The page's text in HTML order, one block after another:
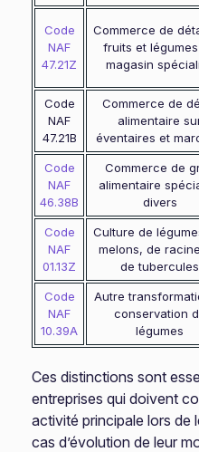
Code
NAF
47.21Z
Commerce de
fruits et
magasin
Code
NAF
47.21B
Commerce de
alimentaire
éventaires et
Code
NAF
46.38B
Commerce de
alimentaire
divers
Code
NAF
01.13Z
Culture de
melons, de
de tubercules
Code
NAF
10.39A
Autre
conservation
légumes
Ces distinctions sont
entreprises qui doivent
activité principale lors de
cas d’évolution de leur